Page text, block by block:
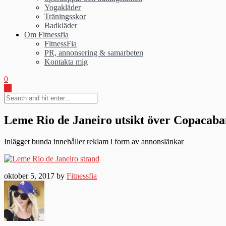
Yogakläder
Träningsskor
Badkläder
Om Fitnessfia
FitnessFia
PR, annonsering & samarbeten
Kontakta mig
0
Leme Rio de Janeiro utsikt över
Inlägget bunda innehåller reklam i form av annonslänkar
oktober 5, 2017 by Fitnessfia